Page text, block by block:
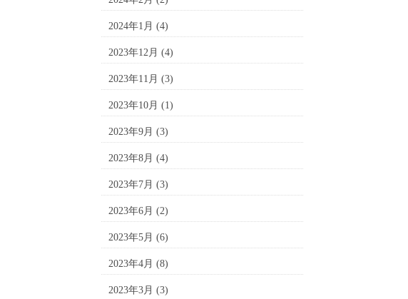
2024年1月 (4)
2023年12月 (4)
2023年11月 (3)
2023年10月 (1)
2023年9月 (3)
2023年8月 (4)
2023年7月 (3)
2023年6月 (2)
2023年5月 (6)
2023年4月 (8)
2023年3月 (3)